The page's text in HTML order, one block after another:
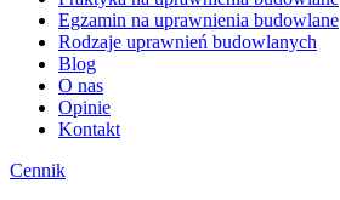
Egzamin na uprawnienia budowlane
Rodzaje uprawnień budowlanych
Blog
O nas
Opinie
Kontakt
Cennik